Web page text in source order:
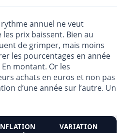
rythme annuel ne veut
prix baissent. Bien au
de grimper, mais moins
les pourcentages en année
montant. Or les
achats en euros et non pas
d’une année sur l’autre. Un
VARIATION